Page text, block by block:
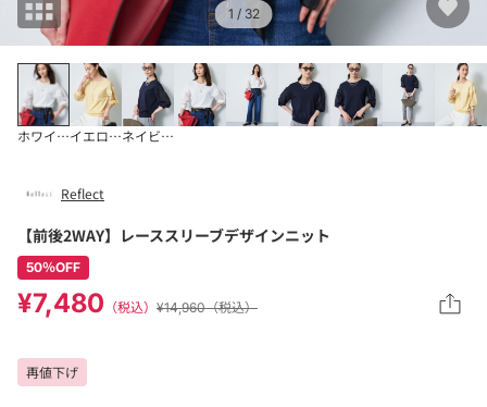
1 / 32
ホワイト(001)イエロー(031)ネイビー(094)
Reflect
【前後2WAY】レーススリーブデザインニット
50％OFF
¥7,480 （税込） ¥14,960（税込）
再値下げ